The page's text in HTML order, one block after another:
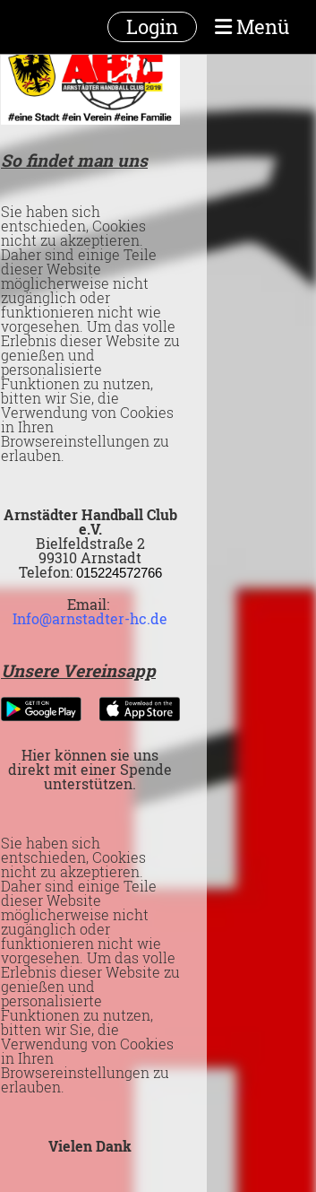
Login Menü
So findet man uns
Sie haben sich
entschieden, Cookies
nicht zu akzeptieren.
Daher sind einige Teile
dieser Website
möglicherweise nicht
zugänglich oder
funktionieren nicht wie
vorgesehen. Um das volle
Erlebnis dieser Website zu
genießen und
personalisierte
Funktionen zu nutzen,
bitten wir Sie, die
Verwendung von Cookies
in Ihren
Browsereinstellungen zu
erlauben.
Arnstädter Handball Club
e.V.
Bielfeldstraße 2
99310 Arnstadt
Telefon: 015224572766
Email:
Info@arnstadter-hc.de
Unsere Vereinsapp
Hier können sie uns
direkt mit einer Spende
unterstützen.
Sie haben sich
entschieden, Cookies
nicht zu akzeptieren.
Daher sind einige Teile
dieser Website
möglicherweise nicht
zugänglich oder
funktionieren nicht wie
vorgesehen. Um das volle
Erlebnis dieser Website zu
genießen und
personalisierte
Funktionen zu nutzen,
bitten wir Sie, die
Verwendung von Cookies
in Ihren
Browsereinstellungen zu
erlauben.
Vielen Dank